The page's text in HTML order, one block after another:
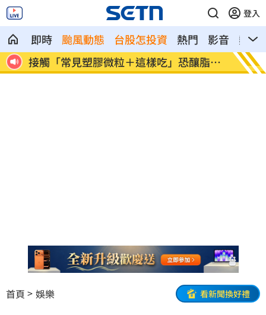
登入
即時 颱風動態 台股怎投資 熱門 影音
熱搜
雄
接觸「常見塑膠微粒＋這樣吃」恐釀脂肪
肝
伍婉
切
首頁 娛樂 看新聞換好禮